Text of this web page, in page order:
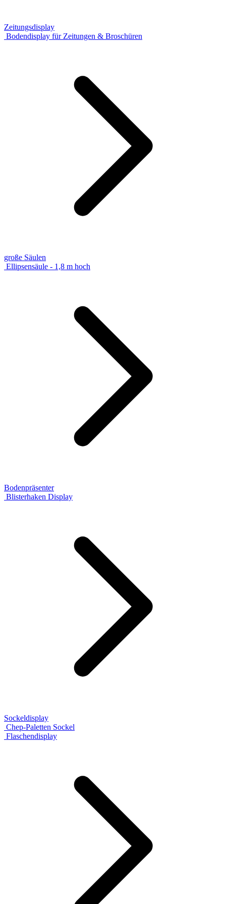
Zeitungsdisplay
Bodendisplay für Zeitungen & Broschüren
große Säulen
Ellipsensäule - 1,8 m hoch
Bodenpräsenter
Blisterhaken Display
Sockeldisplay
Chep-Paletten Sockel
Flaschendisplay